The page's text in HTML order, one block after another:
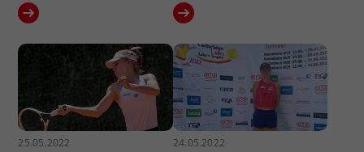
25.05.2022 24.05.2022